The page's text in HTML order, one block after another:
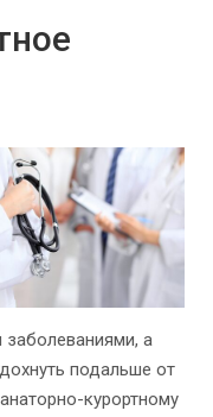
а
подальше от
курортному